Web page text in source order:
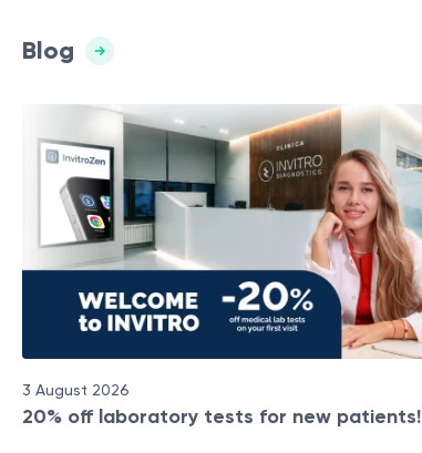
Blog
3 August 2026
20% off laboratory tests for new patients!